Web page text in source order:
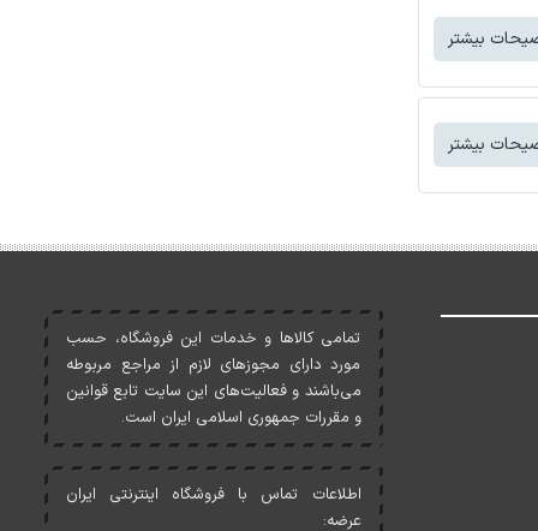
بیشتر
بیشتر
تمامی کالاها و خدمات اين فروشگاه، حسب
مورد دارای مجوزهای لازم از مراجع مربوطه
می‌باشند و فعاليت‌های اين سايت تابع قوانين
و مقررات جمهوری اسلامی ايران است.
اطلاعات تماس با فروشگاه اینترنتی ایران
عرضه: